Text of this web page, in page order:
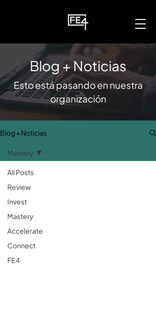
Blog + Noticias
Esto está pasando en nuestra
organización
Blog + Noticias
All Posts
Review
Invest
Mastery
Accelerate
Connect
FE4
Mastery